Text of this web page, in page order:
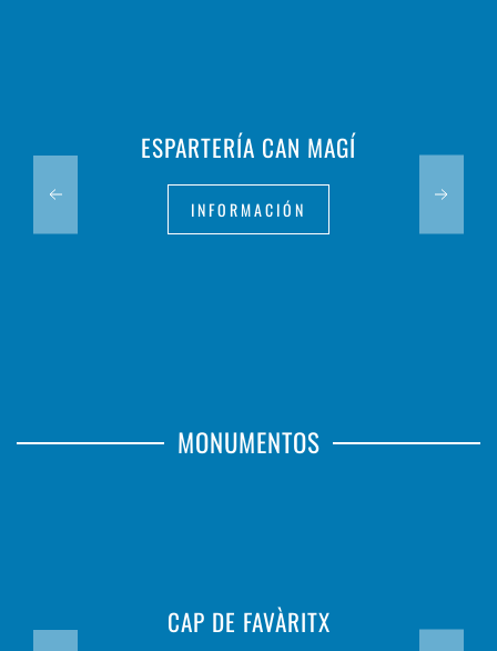
ESPARTERÍA CAN MAGÍ
INFORMACIÓN
MONUMENTOS
CAP DE FAVÀRITX